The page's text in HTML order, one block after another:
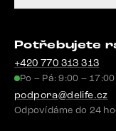
Potřebujete
+420 770 313 313
Po – Pá: 9:00 – 17:00
podpora@delife.cz
Odpovídáme do 24